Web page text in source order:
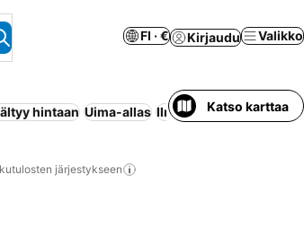
FI · € Kirjaudu Valikko
hintaan Uima-allas Ilmastointi Wi-Fi
Katso karttaa
järjestykseen